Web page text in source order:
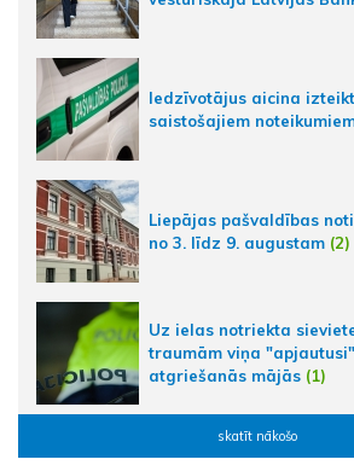
Iedzīvotājus aicina
saistošajiem
Liepājas pašvaldības
no 3. līdz 9. augustam (2)
Uz ielas notriekta
traumām viņa
atgriešanās mājās (1)
skatīt nākošo